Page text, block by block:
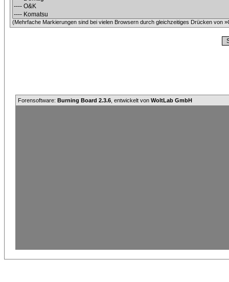
(Mehrfache Markierungen sind bei vielen Browsern durch gleichzeitiges Drücken von
Forensoftware: Burning Board 2.3.6 , entwickelt von WoltLab GmbH